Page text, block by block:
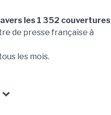
les 1 352 couvertures
de presse française à
les mois.